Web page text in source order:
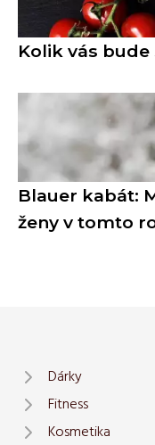
Kolik vás
Blauer kabát:
ženy v tomto
Dárky
Fitness
Kosmetika